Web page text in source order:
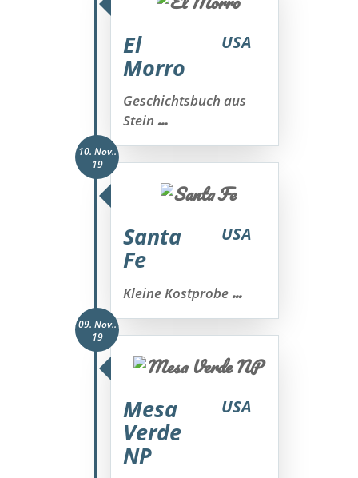
El
Morro
USA
Geschichtsbuch aus
Stein...
10. Nov..
19
Santa
Fe
USA
Kleine Kostprobe...
09. Nov..
19
Mesa
Verde
NP
USA